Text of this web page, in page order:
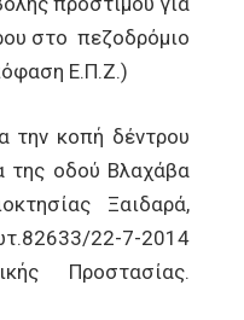
στο πεζοδρόμιο
Ε.Π.Ζ.)
κοπή δέντρου
της οδού Βλαχάβα
Ξαιδαρά,
22-7-2014
Προστασίας.